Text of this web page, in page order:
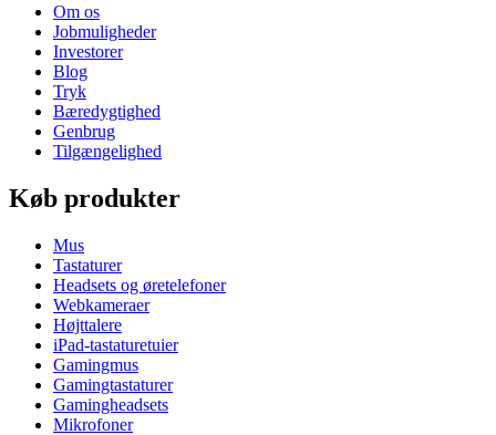
Om os
Jobmuligheder
Investorer
Blog
Tryk
Bæredygtighed
Genbrug
Tilgængelighed
Køb produkter
Mus
Tastaturer
Headsets og øretelefoner
Webkameraer
Højttalere
iPad-tastaturetuier
Gamingmus
Gamingtastaturer
Gamingheadsets
Mikrofoner